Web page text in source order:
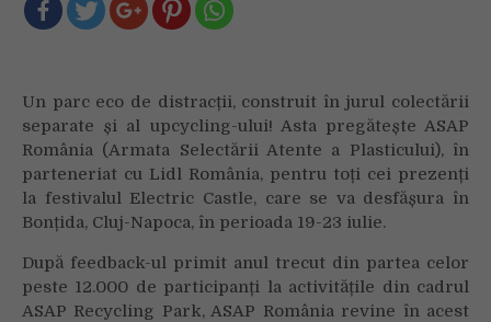
distracții
al
va
fi
din
nou
la
Electric
în
parteneriat
cu
Un parc eco de distracții, construit în jurul colectării
separate și al upcycling-ului! Asta pregătește ASAP
România (Armata Selectării Atente a Plasticului), în
parteneriat cu Lidl România, pentru toți cei prezenți
la festivalul Electric Castle, care se va desfășura în
Bonțida, Cluj-Napoca, în perioada 19-23 iulie.
După feedback-ul primit anul trecut din partea celor
peste 12.000 de participanți la activitățile din cadrul
ASAP Recycling Park, ASAP România revine în acest